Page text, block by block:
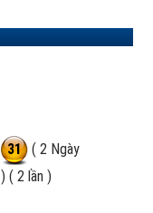
31 ( 2 Ngày
) ( 2 lần )